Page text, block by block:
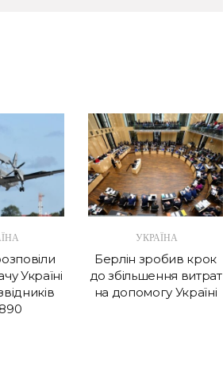
Україні
УКРАЇНА
Берлін зробив крок
до збільшення витрат
на допомогу Україні